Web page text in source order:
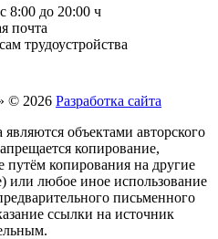
8:00 до 20:00 ч
почта
трудоустройства
© 2026 Разработка сайта
объектами авторского
копирование,
путём копирования на другие
или любое иное использование
письменного
ссылки на источник